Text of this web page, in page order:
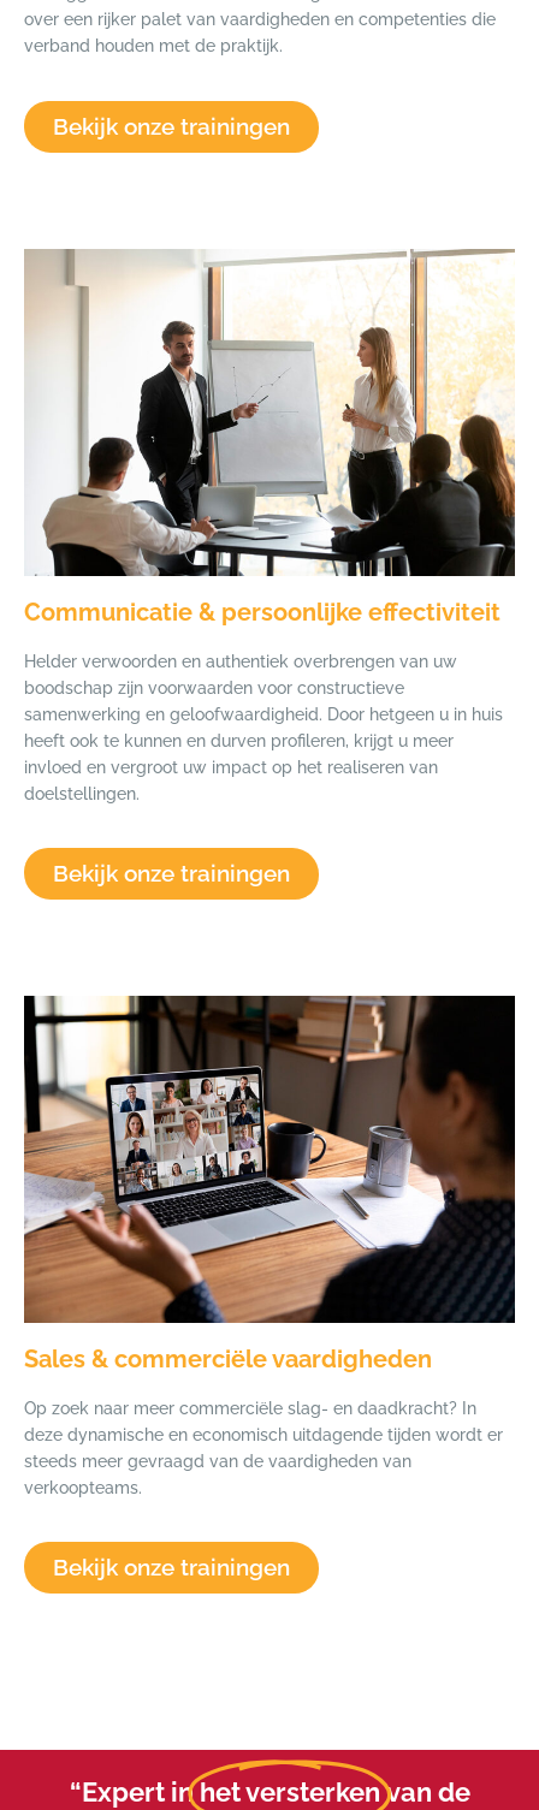
over een rijker palet van vaardigheden en competenties die
verband houden met de praktijk.
Bekijk onze trainingen
Communicatie & persoonlijke effectiviteit
Helder verwoorden en authentiek overbrengen van uw
boodschap zijn voorwaarden voor constructieve
samenwerking en geloofwaardigheid. Door hetgeen u in huis
heeft ook te kunnen en durven profileren, krijgt u meer
invloed en vergroot uw impact op het realiseren van
doelstellingen.
Bekijk onze trainingen
Sales & commerciële vaardigheden
Op zoek naar meer commerciële slag- en daadkracht? In
deze dynamische en economisch uitdagende tijden wordt er
steeds meer gevraagd van de vaardigheden van
verkoopteams.
Bekijk onze trainingen
“Expert inhet versterkenvan de